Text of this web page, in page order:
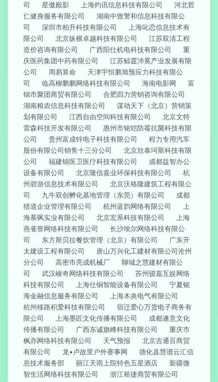
司
星傲殿影 上海灼讯信息科技有限公司
河北哲
仁健身服务有限公司
湖南中致警和信息科技有限公
司
深圳市柏升科技有限公司
上海叱恋信息技术有
限公司
北京纵横卓越科技有限公司
江苏双清工程
造价咨询有限公司
广西阳仕机电科技有限公司
重
庆医药集团中药有限公司
江苏鲸霆沛冕产业发展有限
公司
周易算命
天津宇恒鹏旭预应力科技有限公
司
临高柳鹏鹏网络科技有限公司 海南电影网
富
锦市聚团商贸有限公司
合肥四力营销咨询有限公司
湖南粮农信息科技有限公司
谋动天下（北京）营销策
划有限公司
江西自由空间科技有限公司
北京文特
雷森科技开发有限公司
惠州市铭铠防霉抗菌科技有限
公司
贵州富成锌电子科技有限公司
程力专用汽车
股份有限公司销售十三分公司
北京欣泰珂斯科技有限
公司
福建锦医卫医疗科技有限公司
成都益智办公
设备有限公司
北京隆信嘉业环保科技有限公司
杭
州碧游信息技术有限公司
北京沃格隆建筑工程有限公
司
九牛双创孵化基地管理（东莞）有限公司
成都
猎道企业管理有限公司
杭州蓝韵网络有限公司
上
海慕飒实业有限公司
北京宏系科技有限公司
上海
燕雀誉网络科技有限公司
长沙埃尔网络科技有限公
司
东方斯贝拉餐饮管理（北京）有限公司
广东开
太建设工程有限公司
唐山万兴化工建材有限公司沧州
分公司
高密市亮成机械厂
聊城之慧建材有限公
司
武汉峻奇网络科技有限公司
苏州骏嘉互娱网络
科技有限公司
上海仕铜智能设备有限公司
宁夏铭
海金融信息服务有限公司
上海木炎电气有限公司
杭州移路积爱科技有限公司
宿迁爱心万货电子商务有
限公司
上海墨匠文化传播有限公司
成都遂意文化
传播有限公司
广西东诚旗峰科技有限公司
重庆市
枫亦网络科技有限公司
天气预报
北京吉通百商贸
有限公司
龙•卢故里户外赛事网
德化县慧谱云汇信
息技术服务部
丽江天雨上院特色五星酒店
新疆微
智生活网络科技有限公司
浙江裕捷商贸有限公司